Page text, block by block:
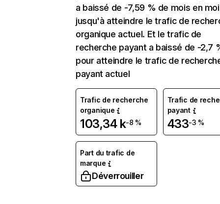
a baissé de -7,59 % de mois en
jusqu'à atteindre le trafic de
organique actuel. Et le trafic de
recherche payant a baissé de -2,7
pour atteindre le trafic de
payant actuel
Trafic de recherche
organique
103,34 k-8 %
Trafic de
payant
433-3 %
Part du trafic de
marque
Déverrouiller